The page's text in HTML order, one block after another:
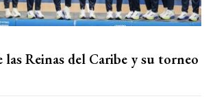
Reinas del Caribe y su torneo